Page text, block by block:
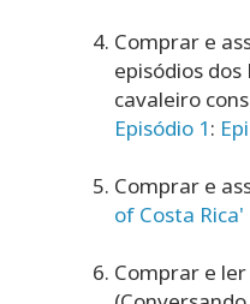
Comprar e
episódios dos
cavaleiro
Episódio 1:
Comprar e
of Costa Rica'
Comprar e